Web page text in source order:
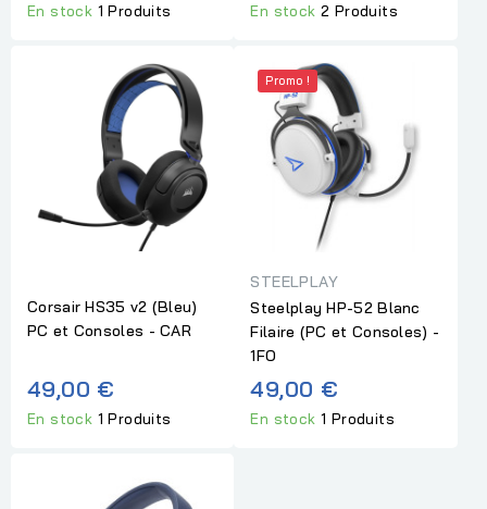
En stock 1 Produits En stock2 Produits
Corsair HS35 v2 (Bleu)
PC et Consoles - CAR
49,00 €
En stock 1 Produits
Promo !
STEELPLAY
Steelplay HP-52 Blanc
Filaire (PC et Consoles) -
1FO
49,00 €
En stock1 Produits